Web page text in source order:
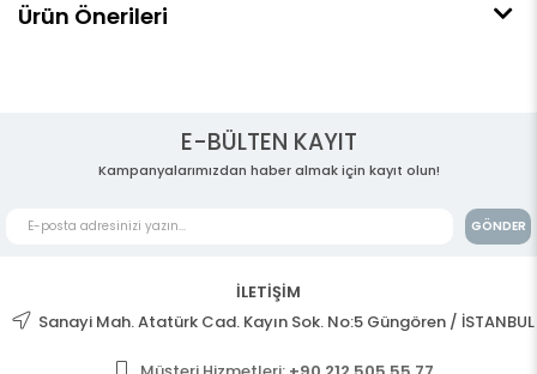
Ürün Önerileri
E-BÜLTEN KAYIT
Kampanyalarımızdan haber almak için kayıt olun!
GÖNDER
İLETİŞİM
Sanayi Mah. Atatürk Cad. Kayın Sok. No:5 Güngören / İSTANBUL